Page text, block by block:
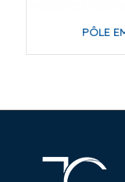
PÔLE